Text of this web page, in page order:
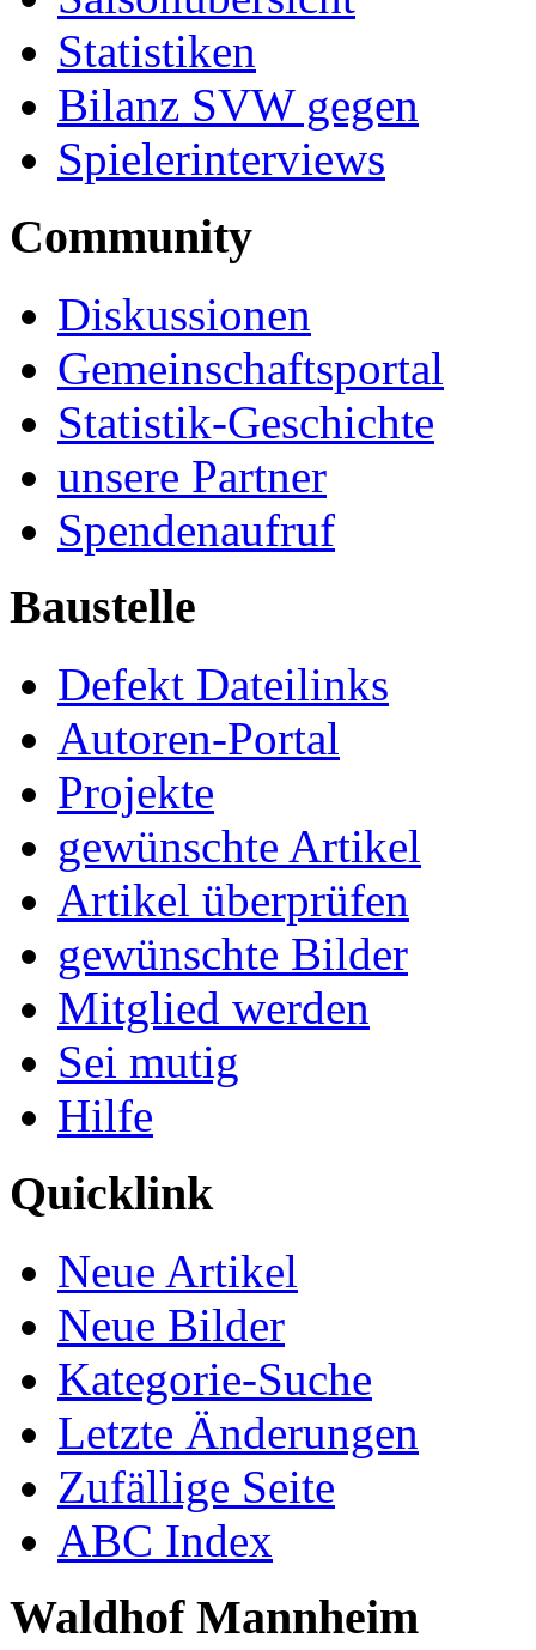
Statistiken
Bilanz SVW gegen
Spielerinterviews
Community
Diskussionen
Gemeinschaftsportal
Statistik-Geschichte
unsere Partner
Spendenaufruf
Baustelle
Defekt Dateilinks
Autoren-Portal
Projekte
gewünschte Artikel
Artikel überprüfen
gewünschte Bilder
Mitglied werden
Sei mutig
Hilfe
Quicklink
Neue Artikel
Neue Bilder
Kategorie-Suche
Letzte Änderungen
Zufällige Seite
ABC Index
Waldhof Mannheim